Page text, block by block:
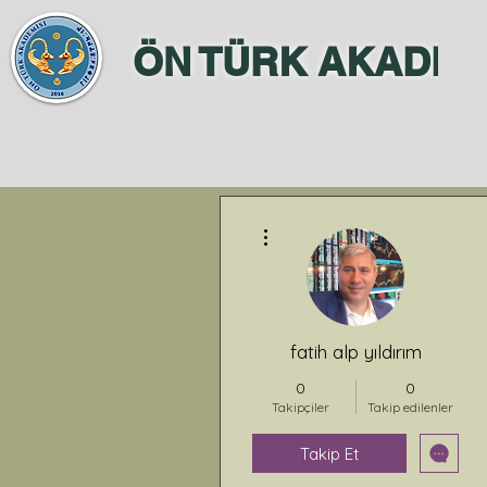
ÖN TÜRK
fatih alp yıldırım
0
Takipçiler
0
Takip edilenler
Takip Et